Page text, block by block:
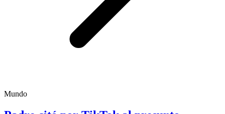
Mundo